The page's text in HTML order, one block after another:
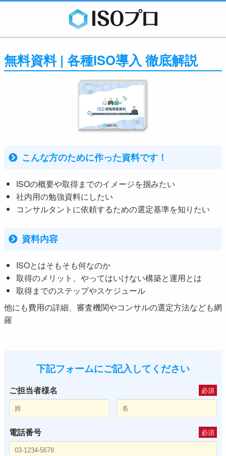
無料資料 | 各種ISO導入 徹底解説
こんな方のために作った資料です！
ISOの概要や取得までのイメージを掴みたい
社内用の勉強資料にしたい
コンサルタントに依頼するための選定基準を知りたい
資料内容
ISOとはそもそも何なのか
取得のメリット、やってはいけない構築と運用とは
取得までのステップやスケジュール
他にも費用の詳細、審査機関やコンサルの選定方法なども網
羅
下記フォームにご記入してください
ご担当者様名 必須
電話番号 必須